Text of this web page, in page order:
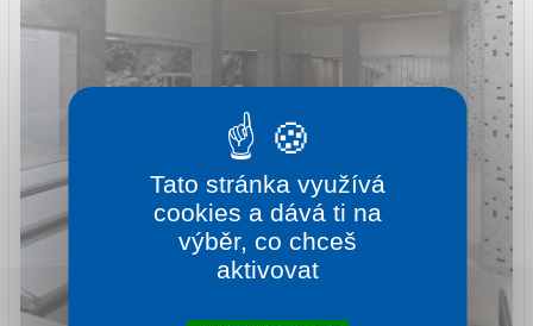
Tato stránka využívá
cookies a dává ti na
výběr, co chceš
aktivovat